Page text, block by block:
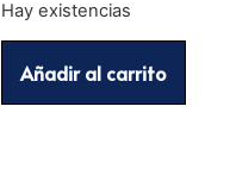
Hay existencias
Añadir al carrito